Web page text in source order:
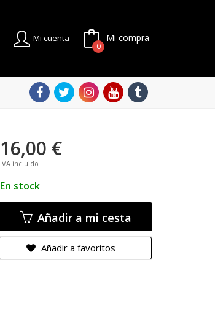
Mi cuenta Mi compra
0
16,00 €
IVA incluido
En stock
Añadir a mi cesta
Añadir a favoritos